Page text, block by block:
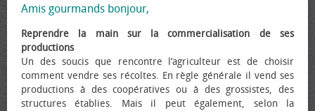
Amis gourmands bonjour,
Reprendre la main sur la commercialisation de ses
productions
Un des soucis que rencontre l’agriculteur est de choisir
comment vendre ses récoltes. En règle générale il vend ses
productions à des coopératives ou à des grossistes, des
structures établies. Mais il peut également, selon la